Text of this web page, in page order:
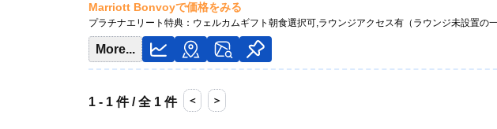
Marriott Bonvoyで価格をみる
プラチナエリート特典： ウェルカムギフト朝食選択可,ラウンジアクセス有（ラウンジ未設置の
More...
1 - 1 件 / 全 1 件 ＜ ＞